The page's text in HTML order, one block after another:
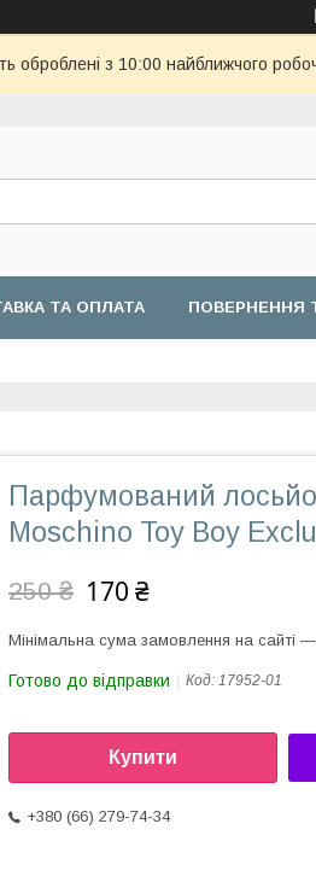
оброблені з 10:00 найближчого
ТА ОПЛАТА ПОВЕРНЕННЯ
Парфумований
Moschino Toy Boy
250 ₴ 170 ₴
Мінімальна сума замовлення на сайті
Готово до відправки Код: 17952-01
Купити
+380 (66) 279-74-34